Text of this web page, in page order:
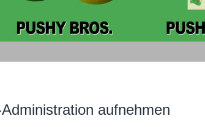
aufnehmen